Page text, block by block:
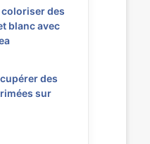
coloriser des
blanc avec
des
sur